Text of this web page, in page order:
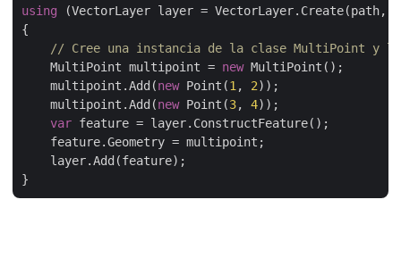
using (VectorLayer layer = VectorLayer.Create(path,
{
// Cree una instancia de la clase MultiPoint y
    MultiPoint multipoint =
new MultiPoint();
    multipoint.Add(
new Point(1 , 2));
    multipoint.Add(
new Point(3, 4));
var feature = layer.ConstructFeature();
    feature.Geometry = multipoint;
    layer.Add(feature);